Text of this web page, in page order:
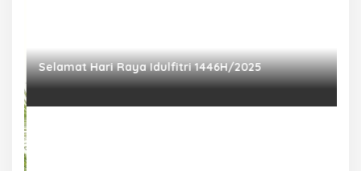
Selamat Hari Raya Idulfitri 1446H/2025